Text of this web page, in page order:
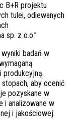
B+R projektu
tulei, odlewanych
sp. z o.o.”
badań w
produkcyjną.
aby ocenić
pozyskane w
i analizowane w
i jakościowej.